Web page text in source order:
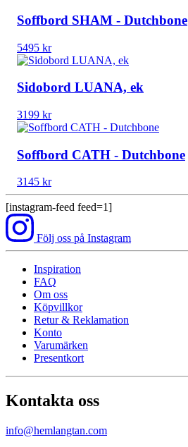
Soffbord SHAM - Dutchbone
5495 kr
Sidobord LUANA, ek
3199 kr
Soffbord CATH - Dutchbone
3145 kr
[instagram-feed feed=1]
Följ oss på Instagram
Inspiration
FAQ
Om oss
Köpvillkor
Retur & Reklamation
Konto
Varumärken
Presentkort
Kontakta oss
info@hemlangtan.com